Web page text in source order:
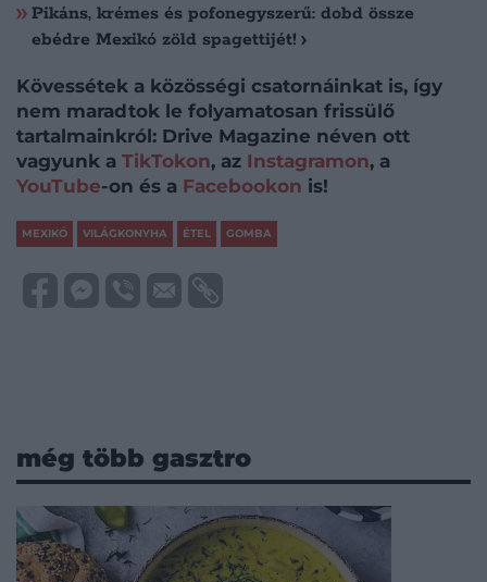
Pikáns, krémes és pofonegyszerű: dobd össze
ebédre Mexikó zöld spagettijét!
Kövessétek a közösségi csatornáinkat is, így
nem maradtok le folyamatosan frissülő
tartalmainkról: Drive Magazine néven ott
vagyunk a TikTokon, az Instagramon, a
YouTube-on és a Facebookon is!
MEXIKÓ VILÁGKONYHA ÉTEL GOMBA
még több gasztro